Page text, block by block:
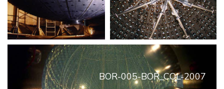
BOR-005-BOR_COL-2007